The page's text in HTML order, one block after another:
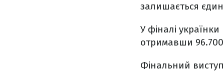
залишається
У фіналі
отримавши
Фінальний